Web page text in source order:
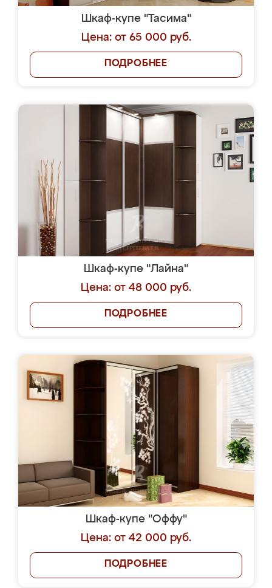
Шкаф-купе "Тасима"
Цена: от 65 000 руб.
ПОДРОБНЕЕ
Шкаф-купе "Лайна"
Цена: от 48 000 руб.
ПОДРОБНЕЕ
Шкаф-купе "Оффу"
Цена: от 42 000 руб.
ПОДРОБНЕЕ